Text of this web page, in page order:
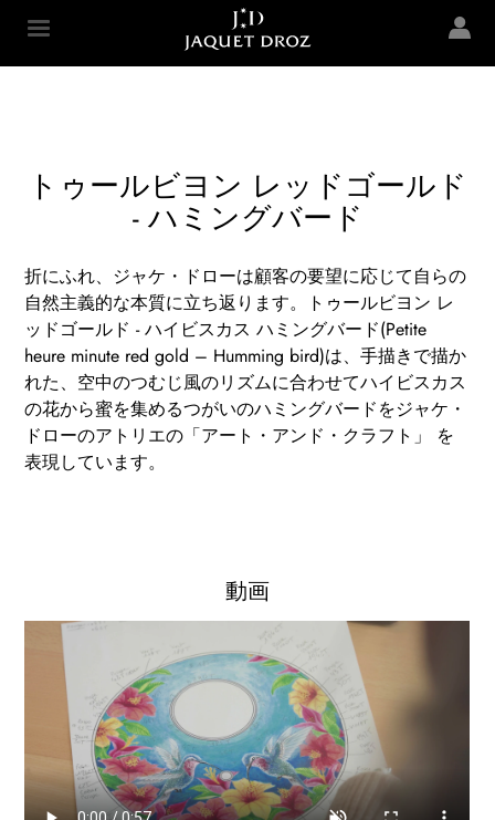
content
Jaquet Droz
トゥールビヨン レッドゴールド
- ハミングバード
折にふれ、ジャケ・ドローは顧客の要望に応じて自らの
自然主義的な本質に立ち返ります。トゥールビヨン レ
ッドゴールド - ハイビスカス ハミングバード(Petite
heure minute red gold – Humming bird)は、手描きで描か
れた、空中のつむじ風のリズムに合わせてハイビスカス
の花から蜜を集めるつがいのハミングバードをジャケ・
ドローのアトリエの「アート・アンド・クラフト」 を
表現しています。
動画